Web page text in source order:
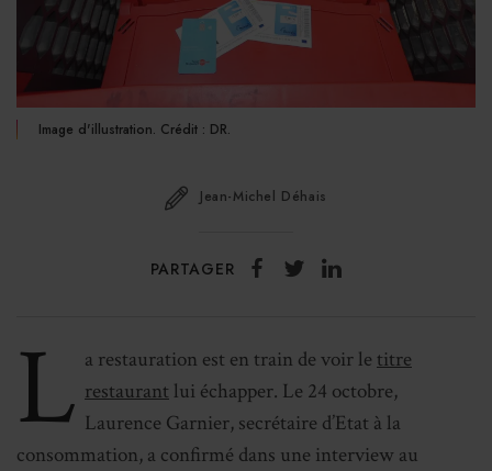
Image d'illustration. Crédit : DR.
Jean-Michel Déhais
PARTAGER
L a restauration est en train de voir le titre
restaurant lui échapper. Le 24 octobre,
Laurence Garnier, secrétaire d’Etat à la
consommation, a confirmé dans une interview au